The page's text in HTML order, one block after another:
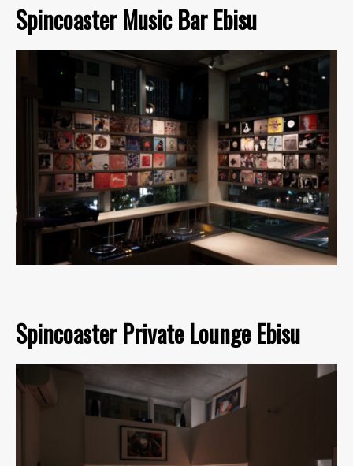
Spincoaster Music Bar Ebisu
Spincoaster Private Lounge Ebisu